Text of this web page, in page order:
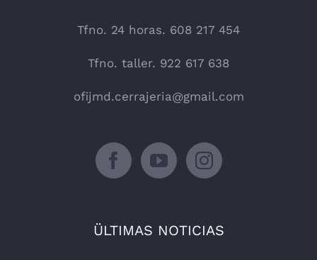
Tfno. 24 horas. 608 217 454
Tfno. taller. 922 617 638
ofijmd.cerrajeria@gmail.com
ÜLTIMAS NOTICIAS